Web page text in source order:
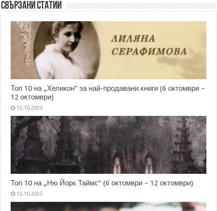
Свързани статии
Топ 10 на „Хеликон” за най-продавани книги (6 октомври –
12 октомври)
12.10.2025
Топ 10 на „Ню Йорк Таймс” (6 октомври – 12 октомври)
12.10.2025